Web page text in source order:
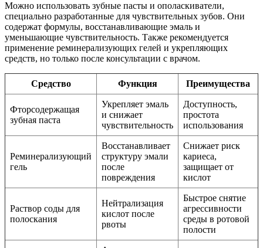
Можно использовать зубные пасты и ополаскиватели,
специально разработанные для чувствительных зубов. Они
содержат формулы, восстанавливающие эмаль и
уменьшающие чувствительность. Также рекомендуется
применение реминерализующих гелей и укрепляющих
средств, но только после консультации с врачом.
Средство Функция Преимущества
Фторсодержащая
зубная паста
Укрепляет эмаль
и снижает
чувствительность
Доступность,
простота
использования
Реминерализующий
гель
Восстанавливает
структуру эмали
после
повреждения
Снижает риск
кариеса,
защищает от
кислот
Раствор соды для
полоскания
Нейтрализация
кислот после
рвоты
Быстрое снятие
агрессивности
среды в ротовой
полости